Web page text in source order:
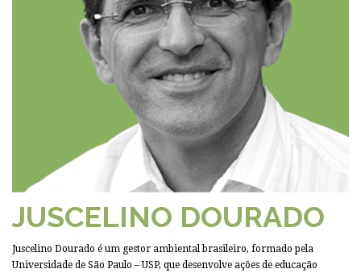
JUSCELINO DOURADO
Juscelino Dourado é um gestor ambiental brasileiro, formado pela
Universidade de São Paulo – USP, que desenvolve ações de educação